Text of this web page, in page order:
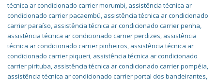
técnica ar condicionado carrier morumbi, assistência técnica ar
condicionado carrier pacaembú, assistência técnica ar condicionado
carrier paraíso, assistência técnica ar condicionado carrier penha,
assistência técnica ar condicionado carrier perdizes, assistência
técnica ar condicionado carrier pinheiros, assistência técnica ar
condicionado carrier piqueri, assistência técnica ar condicionado
carrier pirituba, assistência técnica ar condicionado carrier pompéia,
assistência técnica ar condicionado carrier portal dos bandeirantes,